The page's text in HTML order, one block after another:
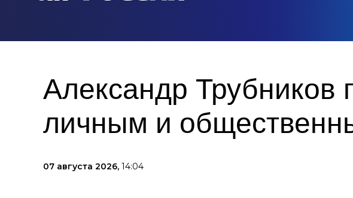
Александр Трубников
личным и
07 августа 2026, 14:04